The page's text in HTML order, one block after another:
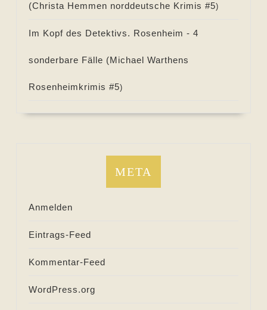
(Christa Hemmen norddeutsche Krimis #5)
Im Kopf des Detektivs. Rosenheim - 4
sonderbare Fälle (Michael Warthens
Rosenheimkrimis #5)
META
Anmelden
Eintrags-Feed
Kommentar-Feed
WordPress.org